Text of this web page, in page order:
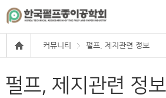
커뮤니티 펄프, 제지관련 정보
펄프, 제지관련 정보